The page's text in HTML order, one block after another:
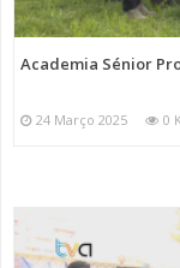
Academia Sénior
24 Março 2025 0